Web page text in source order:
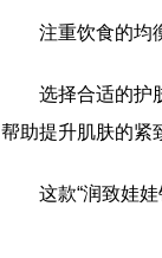
注重饮食的均
选择合适的护
帮助提升肌肤的紧
这款“润致娃娃